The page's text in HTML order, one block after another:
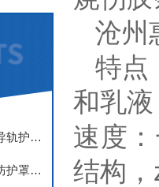
一文与您分享数控机床导轨护板的常见问题相应解决方法
一文与您分享机床钢板防护罩的正确安装步骤
沧州
特点
和乳
速度
结构